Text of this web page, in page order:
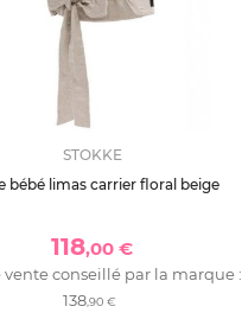
STOKKE
bébé limas carrier floral beige
118,00 €
vente conseillé par la marque :
138,90 €